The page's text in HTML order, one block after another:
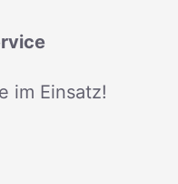
im Einsatz!